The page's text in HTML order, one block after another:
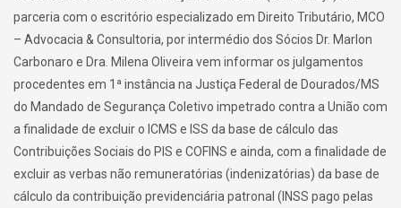
parceria com o escritório especializado em Direito Tributário, MCO
– Advocacia & Consultoria, por intermédio dos Sócios Dr. Marlon
Carbonaro e Dra. Milena Oliveira vem informar os julgamentos
procedentes em 1ª instância na Justiça Federal de Dourados/MS
do Mandado de Segurança Coletivo impetrado contra a União com
a finalidade de excluir o ICMS e ISS da base de cálculo das
Contribuições Sociais do PIS e COFINS e ainda, com a finalidade de
excluir as verbas não remuneratórias (indenizatórias) da base de
cálculo da contribuição previdenciária patronal (INSS pago pelas